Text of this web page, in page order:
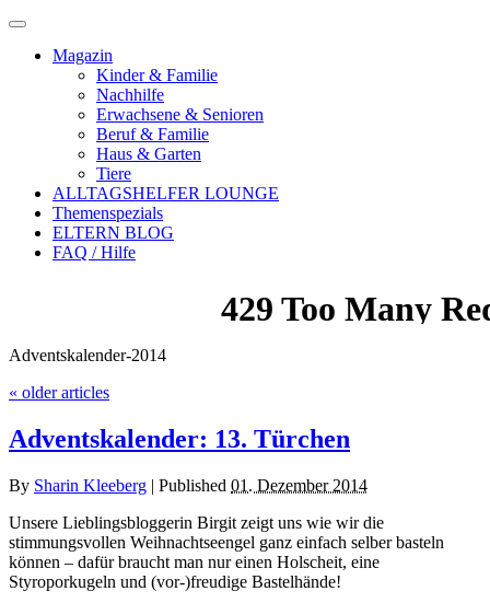
Magazin
Kinder & Familie
Nachhilfe
Erwachsene & Senioren
Beruf & Familie
Haus & Garten
Tiere
ALLTAGSHELFER LOUNGE
Themenspezials
ELTERN BLOG
FAQ / Hilfe
Adventskalender-2014
« older articles
Adventskalender: 13. Türchen
By Sharin Kleeberg | Published 01. Dezember 2014
Unsere Lieblingsbloggerin Birgit zeigt uns wie wir die
stimmungsvollen Weihnachtseengel ganz einfach selber basteln
können – dafür braucht man nur einen Holscheit, eine
Styroporkugeln und (vor-)freudige Bastelhände!